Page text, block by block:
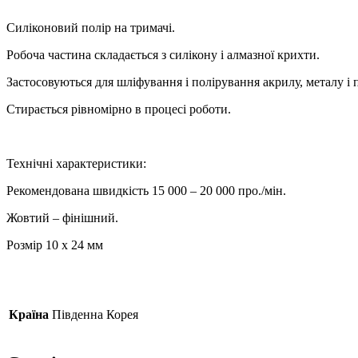
Силіконовий полір на тримачі.
Робоча частина складається з силікону і алмазної крихти.
Застосовуються для шліфування і полірування акрилу, металу і
Стирається рівномірно в процесі роботи.
Технічні характеристики:
Рекомендована швидкість 15 000 – 20 000 про./мін.
Жовтий – фінішний.
Розмір 10 х 24 мм
Країна Південна Корея